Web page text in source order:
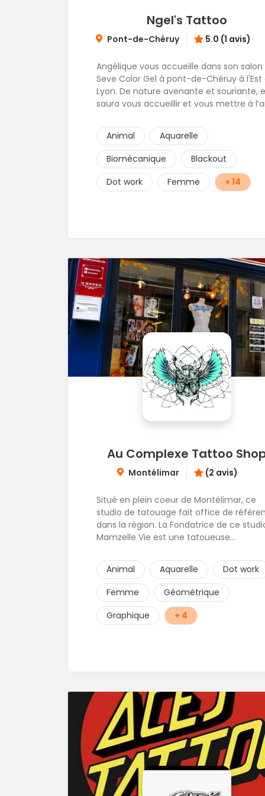
Ngel's Tattoo
Pont-de-Chéruy 5.0 (1 avis)
Angélique vous accueille dans son salon
Seve Color Gel à pont-de-Chéruy à l'Est
Lyon. De nature avenante et souriante, elle
saura vous accueillir et vous mettre à
très fin lui permet de réaliser tous types
tatouages allant des calligraphies, motifs
floraux au réalisme.
Animal
Aquarelle
Biomécanique
Blackout
Dot work
Femme + 14
Au Complexe Tattoo
Montélimar (2 avis)
Situé en plein coeur de Montélimar, ce
studio de tatouage fait office de
dans la région. La Fondatrice de ce
Mamzelle Vie est une tatoueuse
yeux fermés ! Une excellente adresse !
Animal Aquarelle
Dot work
Femme
Géométrique
Graphique
+ 4